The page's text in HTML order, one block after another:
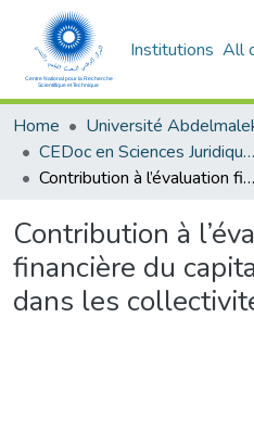
Institutions All
Home
CEDoc en Sciences Juridiques, Economiques, Sociales et de Gestion (CED - SJESG)
Contribution à l’évaluation financière du capital immatériel dans les collectivités territoriales
Contribution à
financière du
dans les